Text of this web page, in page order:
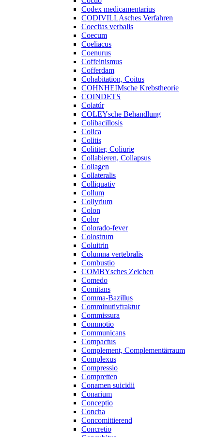
Codex medicamentarius
CODIVILLAsches Verfahren
Coecitas verbalis
Coecum
Coeliacus
Coenurus
Coffeinismus
Cofferdam
Cohabitation, Coitus
COHNHEIMsche Krebstheorie
COINDETS
Colatúr
COLEYsche Behandlung
Colibacillosis
Colica
Colitis
Colititer, Coliurie
Collabieren, Collapsus
Collagen
Collateralis
Colliquativ
Collum
Collyrium
Colon
Color
Colorado-fever
Colostrum
Coluitrin
Columna vertebralis
Combustio
COMBYsches Zeichen
Comedo
Comitans
Comma-Bazillus
Comminutivfraktur
Commissura
Commotio
Communicans
Compactus
Complement, Complementärraum
Complexus
Compressio
Compretten
Conamen suicidii
Conarium
Conceptio
Concha
Concomittierend
Concretio